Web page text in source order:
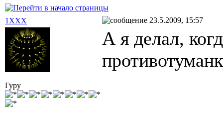
1XXX 23.5.2009, 15:57
Гуру
А я делал,